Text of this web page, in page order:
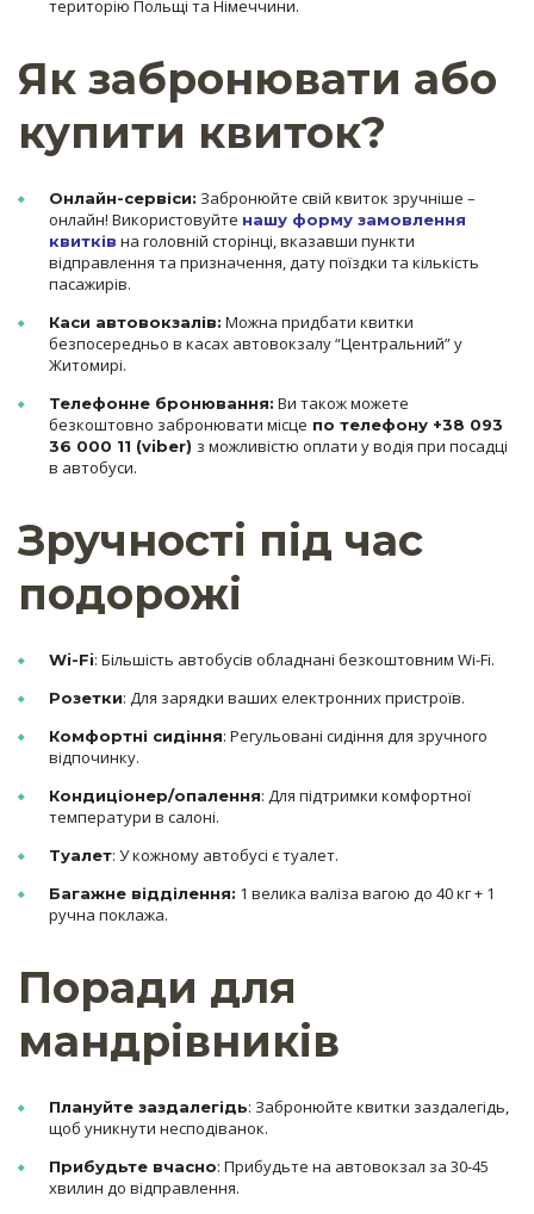
територію Польщі та Німеччини.
Як забронювати або
купити квиток?
Онлайн-сервіси: Забронюйте свій квиток зручніше –
онлайн! Використовуйте нашу форму замовлення
квитків на головній сторінці, вказавши пункти
відправлення та призначення, дату поїздки та кількість
пасажирів.
Каси автовокзалів: Можна придбати квитки
безпосередньо в касах автовокзалу “Центральний” у
Житомирі.
Телефонне бронювання: Ви також можете
безкоштовно забронювати місце по телефону +38 093
36 000 11 (viber) з можливістю оплати у водія при посадці
в автобуси.
Зручності під час
подорожі
Wi-Fi: Більшість автобусів обладнані безкоштовним Wi-Fi.
Розетки: Для зарядки ваших електронних пристроїв.
Комфортні сидіння: Регульовані сидіння для зручного
відпочинку.
Кондиціонер/опалення: Для підтримки комфортної
температури в салоні.
Туалет: У кожному автобусі є туалет.
Багажне відділення: 1 велика валіза вагою до 40 кг + 1
ручна поклажа.
Поради для
мандрівників
Плануйте заздалегідь: Забронюйте квитки заздалегідь,
щоб уникнути несподіванок.
Прибудьте вчасно: Прибудьте на автовокзал за 30-45
хвилин до відправлення.